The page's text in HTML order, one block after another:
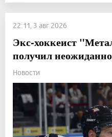
22:11, 3 авг 2026
Экс-хоккеист
получил
Новости